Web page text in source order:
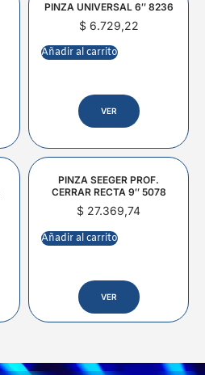
PINZA UNIVERSAL 6″ 8236
$6.729,22
Añadir al carrito
VER
PINZA SEEGER PROF.
CERRAR RECTA 9″ 5078
$ 27.369,74
Añadir al carrito
VER